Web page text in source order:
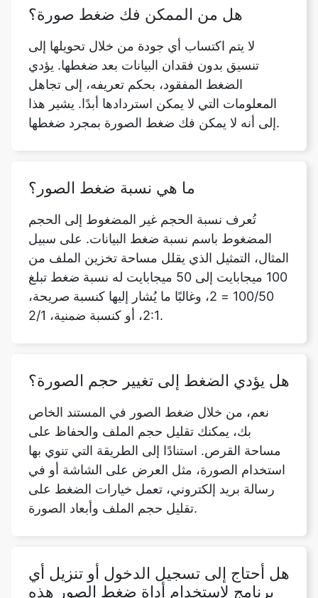
تنسيق بدون فقدان البيانات بعد ضغطها. يؤدي
المعلومات التي لا يمكن استردادها أبدًا. يشير هذا
ما هي نسبة ضغط الصور؟
المضغوط باسم نسبة ضغط البيانات. على سبيل
100 ميجابايت إلى 50 ميجابايت له نسبة ضغط تبلغ
100/50 = 2، وغالبًا ما يُشار إليها كنسبة صريحة،
هل يؤدي الضغط إلى تغيير حجم الصورة؟
بك، يمكنك تقليل حجم الملف والحفاظ على
استخدام الصورة، مثل العرض على الشاشة أو في
رسالة بريد إلكتروني، تعمل خيارات الضغط على
تقليل حجم الملف وأبعاد الصورة.
هل أحتاج إلى تسجيل الدخول أو تنزيل أي
لا، أداة ضغط الصور إلى 19kb ميجابايت متاحة